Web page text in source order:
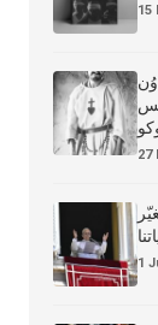
15
27
1